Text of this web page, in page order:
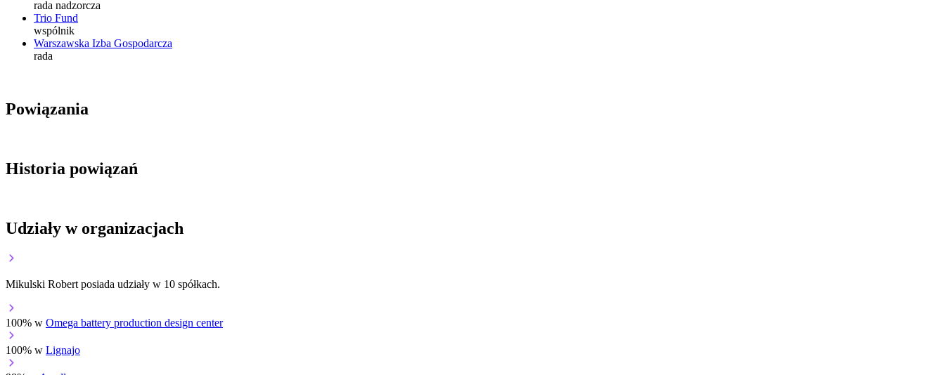
rada nadzorcza
Trio Fund
wspólnik
Warszawska Izba Gospodarcza
rada
Powiązania
Historia powiązań
Udziały w organizacjach
Mikulski Robert posiada udziały w 10 spółkach.
100% w Omega battery production design center
100% w Lignajo